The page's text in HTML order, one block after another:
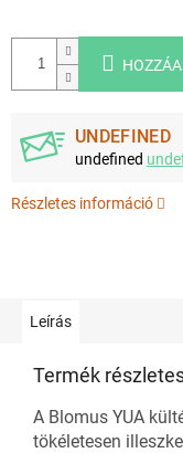
UNDEFINED
undefined
Részletes információ
Leírás
Termék
A Blomus YUA
tökéletesen